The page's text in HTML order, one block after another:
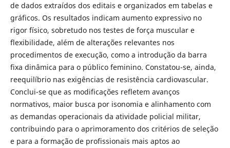
de dados extraídos dos editais e organizados em tabelas e
gráficos. Os resultados indicam aumento expressivo no
rigor físico, sobretudo nos testes de força muscular e
flexibilidade, além de alterações relevantes nos
procedimentos de execução, como a introdução da barra
fixa dinâmica para o público feminino. Constatou-se, ainda,
reequilíbrio nas exigências de resistência cardiovascular.
Conclui-se que as modificações refletem avanços
normativos, maior busca por isonomia e alinhamento com
as demandas operacionais da atividade policial militar,
contribuindo para o aprimoramento dos critérios de seleção
e para a formação de profissionais mais aptos ao